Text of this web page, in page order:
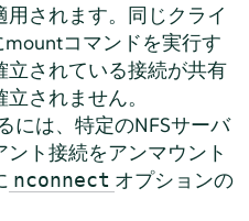
されます。同じクライ
コマンドを実行す
立されている接続が共有
されません。
には、特定のNFSサーバ
ト接続をアンマウント
nconnect オプションの